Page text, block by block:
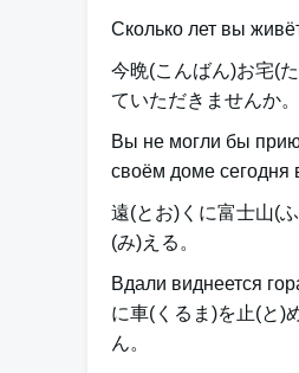
Сколько лет вы
今晩(こんばん)お宅(
ていただきませんか。
Вы не могли бы
своём доме сегодня
遠(とお)く に富士山(
(み)える。
Вдали виднеется
に車(くるま)を止(と)
ん。